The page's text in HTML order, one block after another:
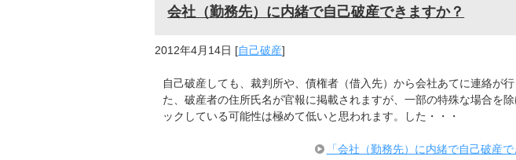
会社（勤務先）に内緒で自己破産できますか？
2012年4月14日 [自己破産]
自己破産しても、裁判所や、債権者（借入先）から会社あてに連絡が
た、破産者の住所氏名が官報に掲載されますが、一部の特殊な場合を
ックしている可能性は極めて低いと思われます。した・・・
「会社（勤務先）に内緒で自己破産